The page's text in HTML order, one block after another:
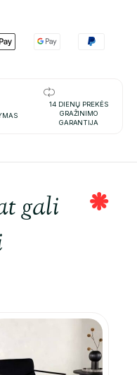
14 DIENŲ PREKĖS
GRAŽINIMO
GARANTIJA
gali